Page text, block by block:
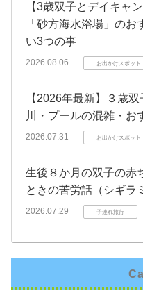
【3歳双子とデイキャ
「砂方海水浴場」の
い3つの事
2026.08.06 お出かけスポット
【2026年最新】３歳
川・プールの混雑・お
2026.07.31 お出かけスポット
生後８か月の双子の赤
ときの苦労話（シギラ
2026.07.29 子連れ旅行